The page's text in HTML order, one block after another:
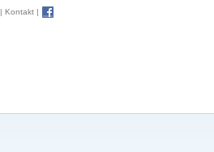
| Kontakt |